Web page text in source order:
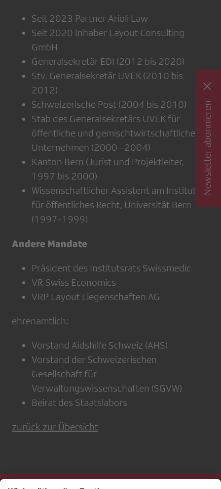
Seit 2023 Partner Arioli Law
Seit 2020 Inhaber Layout Consulting
GmbH
Generalsekretär EDI (2012 bis 2020)
Stv. Generalsekretär UVEK (2010 bis
2012)
Schweizerische Post (2004 bis 2010)
Stab des Generalsekretärs UVEK für
öffentliche und gemischtwirtschaftliche
Unternehmen (2000 –2004)
Kanton Bern (Jurist und Projektleiter,
1997 bis 2000)
Wissenschaftlicher Assistent am Institut
für öffentliches Recht, Universität Bern
(1997-1999)
Andere Mandate
Präsident des Institutsrats Swissmedic
VR Swiss Economics
VRP Layout Liegenschaften AG
ehrenamtlich:
Vorstand Aidshilfe Schweiz (AHS)
Vorstand der Schweizerischen
Gesellschaft für
Verwaltungswissenschaften (SGVW)
Beirat des Staatslabors
zurück zur Übersicht
Newsletter abonnieren